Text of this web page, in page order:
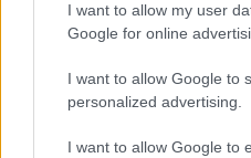
I want to allow my user
Google for online
I want to allow Google to
personalized advertising.
I want to allow Google to
Ricevi le
daGoogle